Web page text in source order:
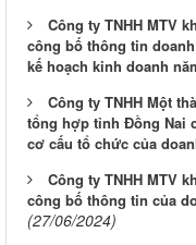
Công ty TNHH MTV
công bố thông tin
kế hoạch kinh doanh
Công ty TNHH Một
tổng hợp tỉnh Đồng Nai
cơ cấu tổ chức của
Công ty TNHH MTV
công bố thông tin của
(27/06/2024)